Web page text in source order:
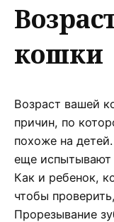
кошки
Возраст вашей
причин, по
похоже на
еще испытывают
Как и ребенок,
чтобы
Прорезывание